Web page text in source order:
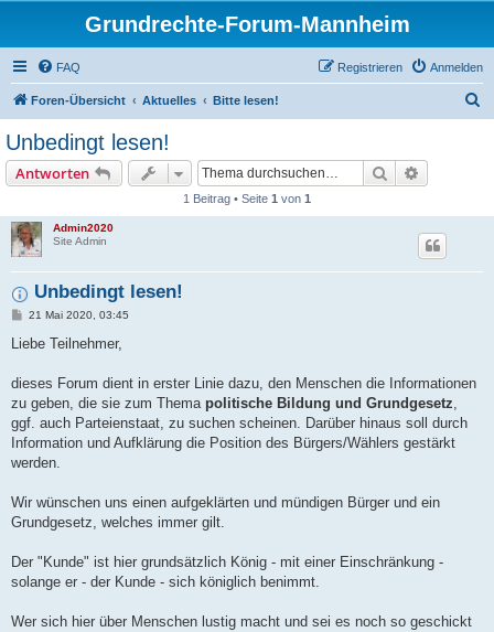
Grundrechte-Forum-Mannheim
FAQ Anmelden
Registrieren
Foren-Übersicht Aktuelles Bitte lesen!
Unbedingt lesen!
Antworten Suche
1 Beitrag • Seite 1 von 1
Admin2020
Site Admin
Unbedingt lesen!
B
i
a
21 Mai 2020, 03:45
Liebe Teilnehmer,
dieses Forum dient in erster Linie dazu, den Menschen die Informationen
zu geben, die sie zum Thema politische Bildung und Grundgesetz,
ggf. auch Parteienstaat, zu suchen scheinen. Darüber hinaus soll durch
Information und Aufklärung die Position des Bürgers/Wählers gestärkt
werden.
Wir wünschen uns einen aufgeklärten und mündigen Bürger und ein
Grundgesetz, welches immer gilt.
Der "Kunde" ist hier grundsätzlich König - mit einer Einschränkung -
solange er - der Kunde - sich königlich benimmt.
Wer sich hier über Menschen lustig macht und sei es noch so geschickt